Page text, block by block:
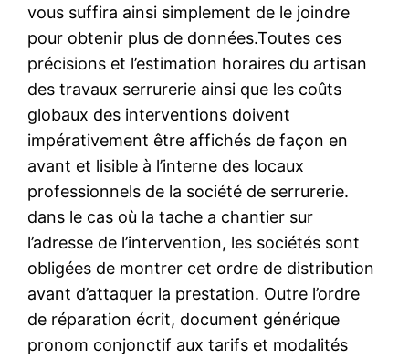
vous suffira ainsi simplement de le joindre
pour obtenir plus de données.Toutes ces
précisions et l’estimation horaires du artisan
des travaux serrurerie ainsi que les coûts
globaux des interventions doivent
impérativement être affichés de façon en
avant et lisible à l’interne des locaux
professionnels de la société de serrurerie.
dans le cas où la tache a chantier sur
l’adresse de l’intervention, les sociétés sont
obligées de montrer cet ordre de distribution
avant d’attaquer la prestation. Outre l’ordre
de réparation écrit, document générique
pronom conjonctif aux tarifs et modalités